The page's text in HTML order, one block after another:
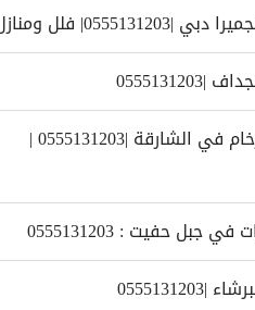
فلل ومنازل
شركة جلي وتلميع رخام في الشارقة |0555131203 |
حفيت : 0555131203